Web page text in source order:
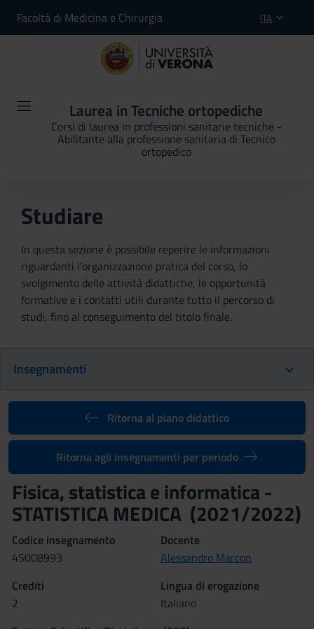
Facoltà di Medicina e Chirurgia ITA
Laurea in Tecniche ortopediche
Corsi di laurea in professioni sanitarie tecniche -
Abilitante alla professione sanitaria di Tecnico
ortopedico
Studiare
In questa sezione è possibile reperire le informazioni
riguardanti l'organizzazione pratica del corso, lo
svolgimento delle attività didattiche, le opportunità
formative e i contatti utili durante tutto il percorso di
studi, fino al conseguimento del titolo finale.
Insegnamenti
Ritorna al piano didattico
Ritorna agli insegnamenti per periodo
Fisica, statistica e informatica -
STATISTICA MEDICA (2021/2022)
Codice insegnamento
4S008993
Docente
Alessandro Marcon
Crediti
2
Lingua di erogazione
Italiano